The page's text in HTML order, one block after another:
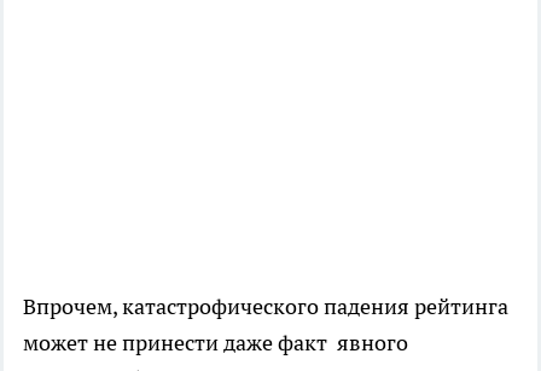
Впрочем, катастрофического падения рейтинга
может не принести даже факт явного